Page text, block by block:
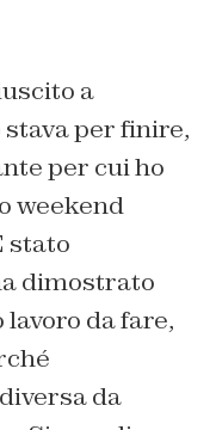
a
per finire,
per cui ho
weekend
stato
dimostrato
lavoro da fare,
da